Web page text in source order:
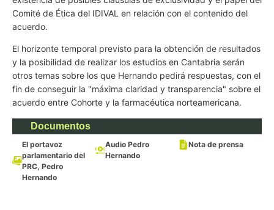
Comité de Ética del IDIVAL en relación con el contenido del
acuerdo.
El horizonte temporal previsto para la obtención de resultados
y la posibilidad de realizar los estudios en Cantabria serán
otros temas sobre los que Hernando pedirá respuestas, con el
fin de conseguir la "máxima claridad y transparencia" sobre el
acuerdo entre Cohorte y la farmacéutica norteamericana.
Documentos
El portavoz
parlamentario del
PRC, Pedro
Hernando
Audio Pedro
Hernando
Nota de prensa